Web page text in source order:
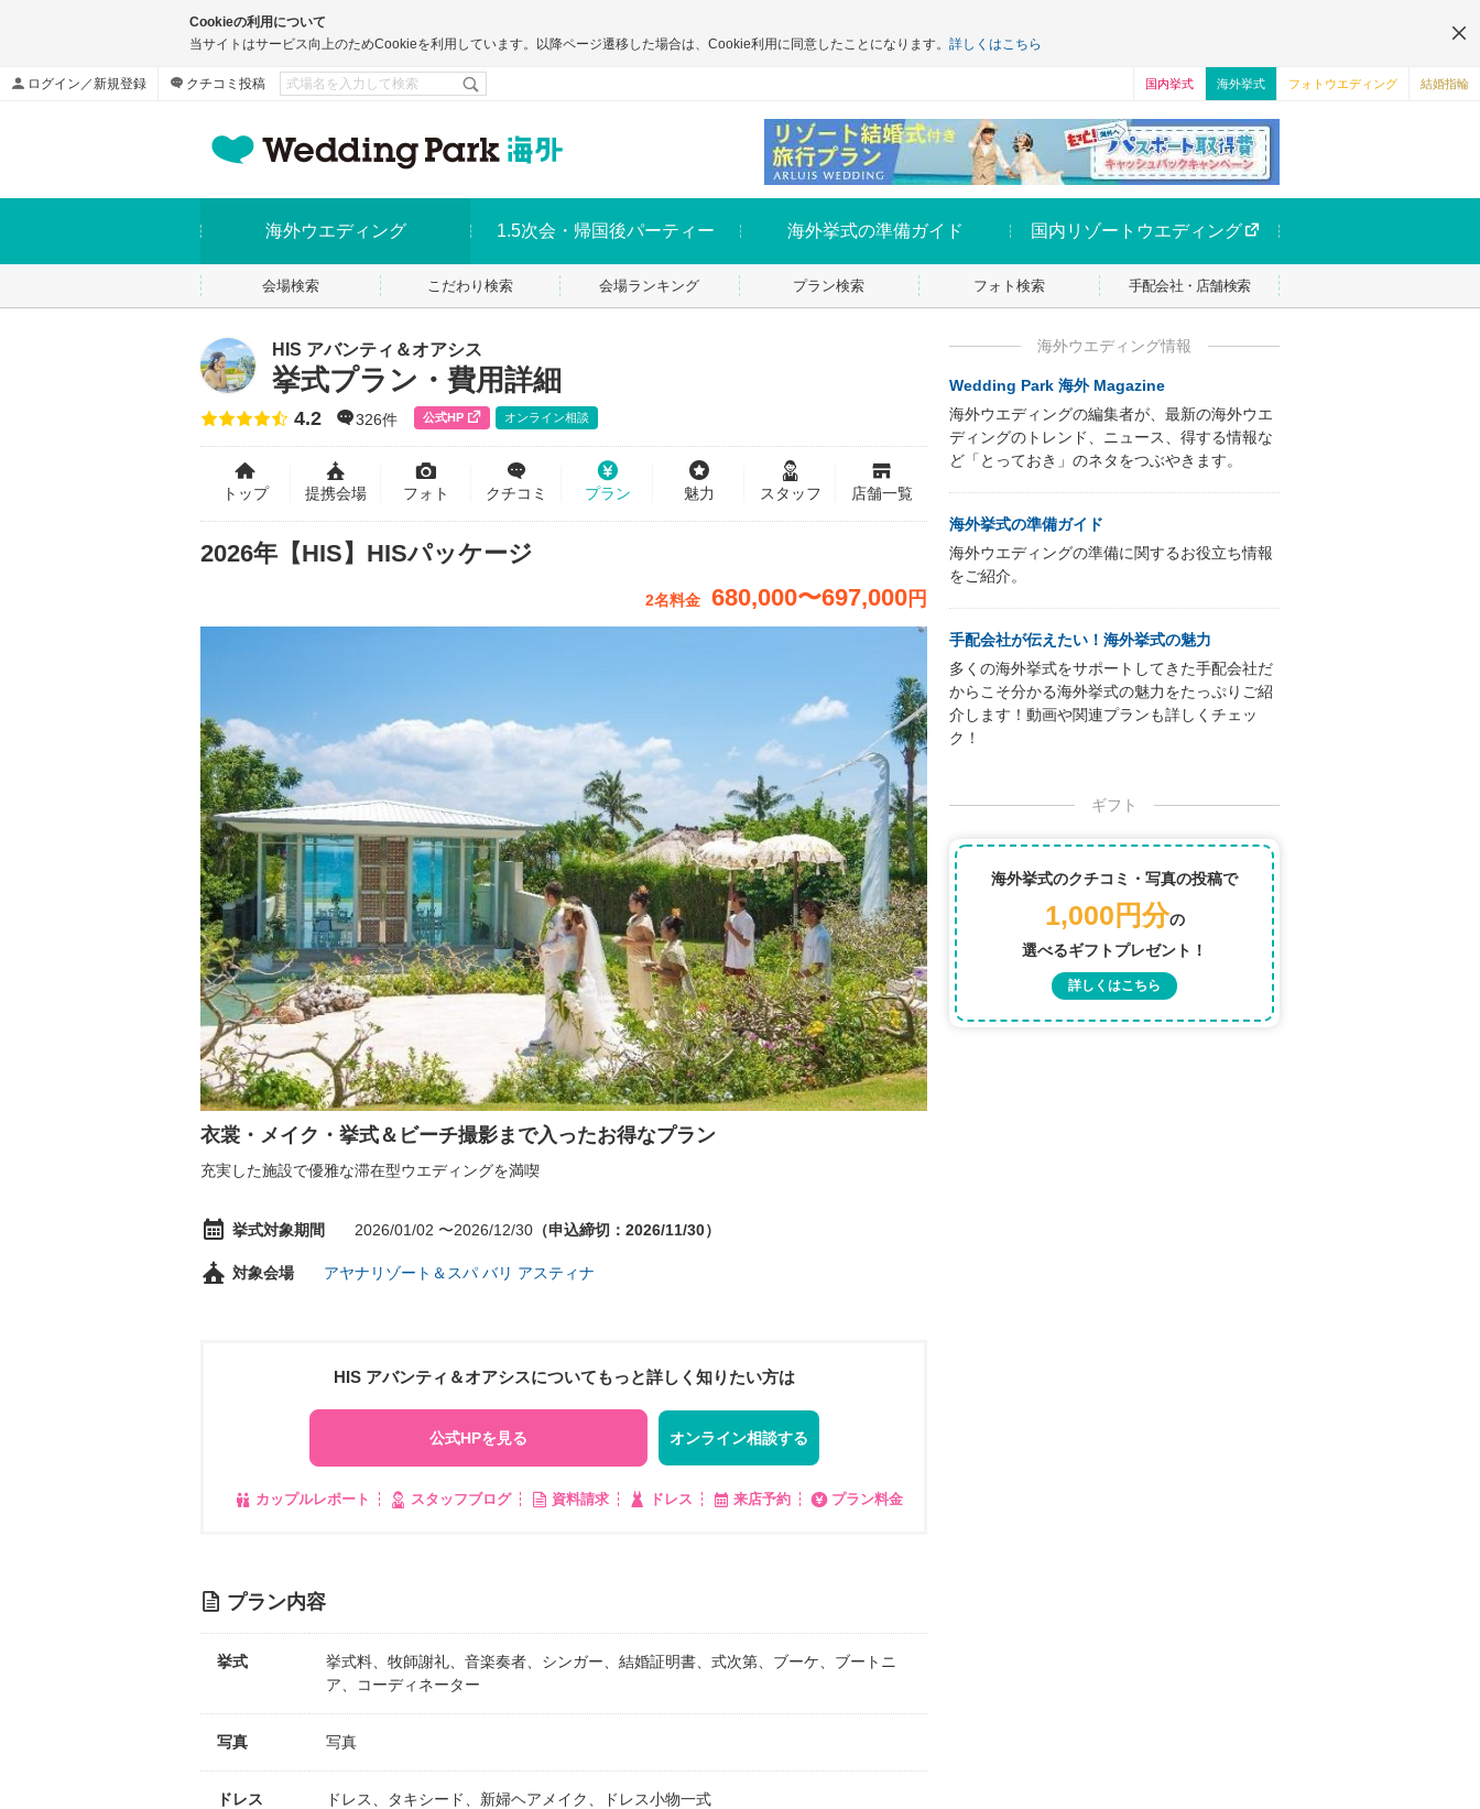
Cookieの利用について
当サイトはサービス向上のためCookieを利用しています。以降ページ遷移した場合は、Cookie利用に同意したことになります。 詳しくはこちら
ログイン／新規登録 クチコミ投稿 国内挙式 海外挙式 フォトウエディング 結婚指輪
海外ウエディング 1.5次会・帰国後パーティー 海外挙式の準備ガイド 国内リゾートウエディング
会場検索 こだわり検索 会場ランキング プラン検索 フォト検索 手配会社・店舗検索
HIS アバンティ＆オアシス
挙式プラン・費用詳細
点数
4.2 326件 公式HP オンライン相談
トップ 提携会場 フォト クチコミ プラン 魅力 スタッフ 店舗一覧
2026年【HIS】HISパッケージ
2名料金 680,000〜697,000 円
衣裳・メイク・挙式＆ビーチ撮影まで入ったお得なプラン
充実した施設で優雅な滞在型ウエディングを満喫
挙式対象期間 2026/01/02 〜2026/12/30 （申込締切：2026/11/30）
対象会場 アヤナリゾート＆スパ バリ アスティナ
HIS アバンティ＆オアシスについてもっと詳しく知りたい方は
公式HPを見る オンライン相談する
カップルレポート スタッフブログ 資料請求 ドレス 来店予約 プラン料金
プラン内容
挙式
挙式料、牧師謝礼、音楽奏者、シンガー、結婚証明書、式次第、ブーケ、ブートニ
ア、コーディネーター
写真 写真
ドレス ドレス、タキシード、新婦ヘアメイク、ドレス小物一式
海外ウエディング情報
Wedding Park 海外 Magazine
海外ウエディングの編集者が、最新の海外ウエ
ディングのトレンド、ニュース、得する情報な
ど「とっておき」のネタをつぶやきます。
海外挙式の準備ガイド
海外ウエディングの準備に関するお役立ち情報
をご紹介。
手配会社が伝えたい！海外挙式の魅力
多くの海外挙式をサポートしてきた手配会社だ
からこそ分かる海外挙式の魅力をたっぷりご紹
介します！動画や関連プランも詳しくチェッ
ク！
ギフト
海外挙式のクチコミ・写真の投稿で
1,000円分の
選べるギフトプレゼント！
詳しくはこちら